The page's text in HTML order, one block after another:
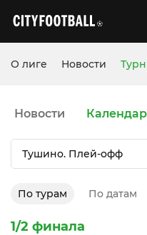
О лиге Новости
Новости
Тушино. Плей-офф
По турам По датам
1/2 финала